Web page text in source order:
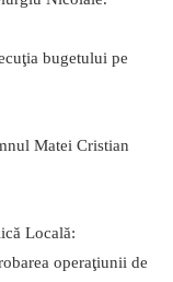
bugetului pe
Matei Cristian
Locală:
operaţiunii de